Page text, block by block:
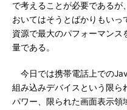
で考えることが必要であるが
おいてはそうとばかりもいっ
資源で最大のパフォーマンス
量である。
今日では携帯電話上での
組み込みデバイスという限ら
パワー、限られた画面表示領